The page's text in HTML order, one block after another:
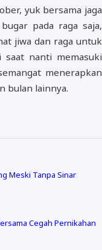
yuk bersama jaga
pada raga saja,
jiwa dan raga untuk
saat nanti memasuki
menerapkan
bulan lainnya.
Meski Tanpa Sinar
Cegah Pernikahan